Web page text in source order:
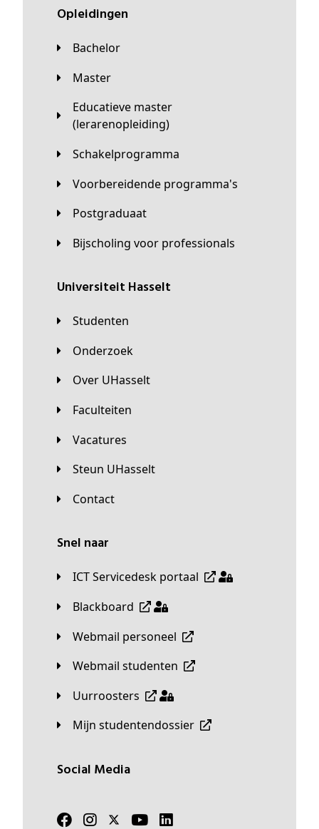
Opleidingen
Bachelor
Master
Educatieve master
(lerarenopleiding)
Schakelprogramma
Voorbereidende programma's
Postgraduaat
Bijscholing voor professionals
universiteit Hasselt
Studenten
Onderzoek
Over UHasselt
Faculteiten
Vacatures
Steun UHasselt
Contact
Snel naar
ICT Servicedesk portaal
Blackboard
Webmail personeel
Webmail studenten
Uurroosters
Mijn studentendossier
Social Media